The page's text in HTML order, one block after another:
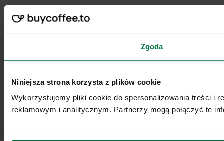
Zgoda
Niniejsza strona korzysta z plików cookie
Wykorzystujemy pliki cookie do spersonalizowania treści i
reklamowym i analitycznym. Partnerzy mogą połączyć te